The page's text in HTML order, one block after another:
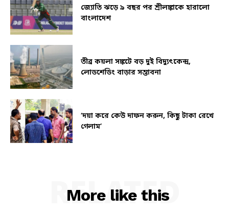
জ্যোতি ঝড়ে ৯ বছর পর শ্রীলঙ্কাকে হারালো
বাংলাদেশ
তীব্র কয়লা সঙ্কটে বড় দুই বিদ্যুৎকেন্দ্র,
লোডশেডিং বাড়ার সম্ভাবনা
‘দয়া করে কেউ দাফন করুন, কিছু টাকা রেখে
গেলাম’
More like this
RELATED